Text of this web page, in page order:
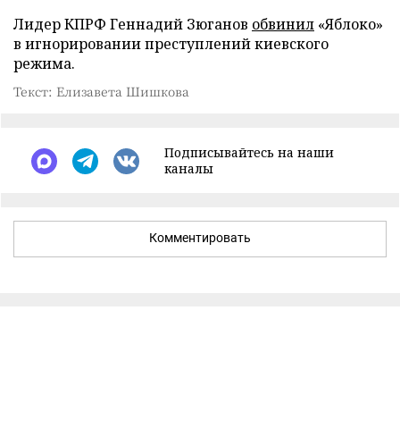
Лидер КПРФ Геннадий Зюганов обвинил «Яблоко»
в игнорировании преступлений киевского
режима.
Текст: Елизавета Шишкова
Подписывайтесь на наши
каналы
Комментировать